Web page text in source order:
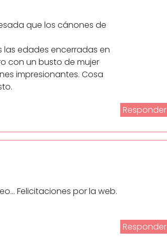
que los cánones de
edades encerradas en
con un busto de mujer
impresionantes. Cosa
Responder
Felicitaciones por la web.
Responder